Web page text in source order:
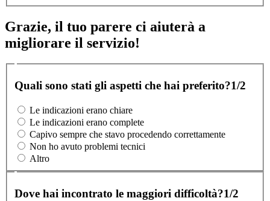
Grazie, il tuo parere ci aiuterà a
migliorare il servizio!
Quali sono stati gli aspetti che hai preferito?1/2
Le indicazioni erano chiare
Le indicazioni erano complete
Capivo sempre che stavo procedendo correttamente
Non ho avuto problemi tecnici
Altro
Dove hai incontrato le maggiori difficoltà?1/2